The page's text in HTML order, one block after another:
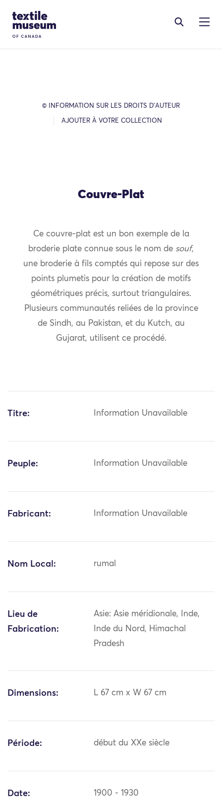
Site Logo
© INFORMATION SUR LES DROITS D’AUTEUR
AJOUTER À VOTRE COLLECTION
Couvre-Plat
Ce couvre-plat est un bon exemple de la
broderie plate connue sous le nom de souf,
une broderie à fils comptés qui repose sur des
points plumetis pour la création de motifs
géométriques précis, surtout triangulaires.
Plusieurs communautés reliées de la province
de Sindh, au Pakistan, et du Kutch, au
Gujarat, utilisent ce procédé.
Titre: Information Unavailable
Peuple: Information Unavailable
Fabricant: Information Unavailable
Nom Local: rumal
Lieu de
Fabrication:
Asie: Asie méridionale, Inde,
Inde du Nord, Himachal
Pradesh
Dimensions: L 67 cm x W 67 cm
Période: début du XXe siècle
Date: 1900 - 1930